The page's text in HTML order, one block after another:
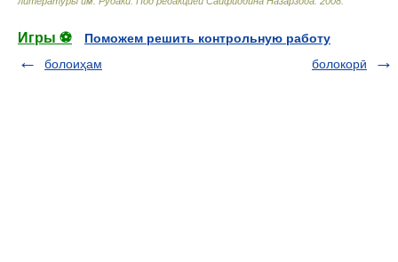
Игры ⚽
Поможем решить контрольную работу
болоиҳам
болокорӣ